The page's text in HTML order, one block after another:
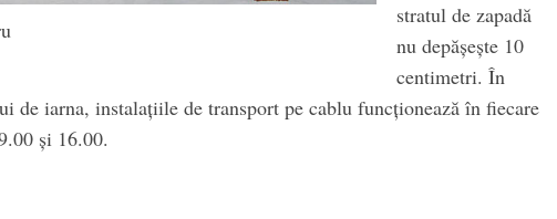
stratul de zapadă
nu depășește 10
centimetri. În
de iarna, instalațiile de transport pe cablu funcționează în fiecare
și 16.00.